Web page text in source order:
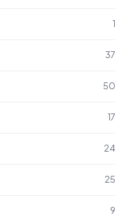
1
37
50
17
24
25
9